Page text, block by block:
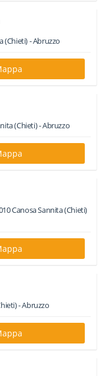
(Chieti) -Abruzzo
(Chieti) -Abruzzo
Canosa Sannita(Chieti)
-Abruzzo